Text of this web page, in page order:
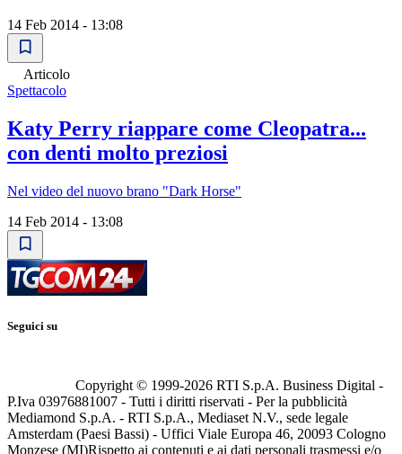
14 Feb 2014 - 13:08
Articolo
Spettacolo
Katy Perry riappare come Cleopatra...
con denti molto preziosi
Nel video del nuovo brano "Dark Horse"
14 Feb 2014 - 13:08
Seguici su
Copyright © 1999-2026 RTI S.p.A. Business Digital -
P.Iva 03976881007 - Tutti i diritti riservati - Per la pubblicità
Mediamond S.p.A. - RTI S.p.A., Mediaset N.V., sede legale
Amsterdam (Paesi Bassi) - Uffici Viale Europa 46, 20093 Cologno
Monzese (MI)Rispetto ai contenuti e ai dati personali trasmessi e/o